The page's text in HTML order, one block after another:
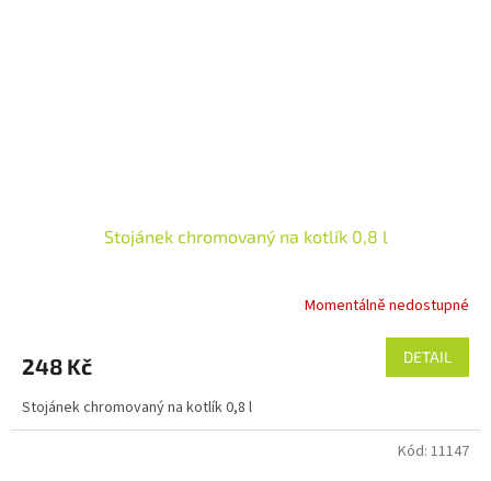
Stojánek chromovaný na kotlík 0,8 l
Momentálně nedostupné
248 Kč DETAIL
Stojánek chromovaný na kotlík 0,8 l
Kód: 11147